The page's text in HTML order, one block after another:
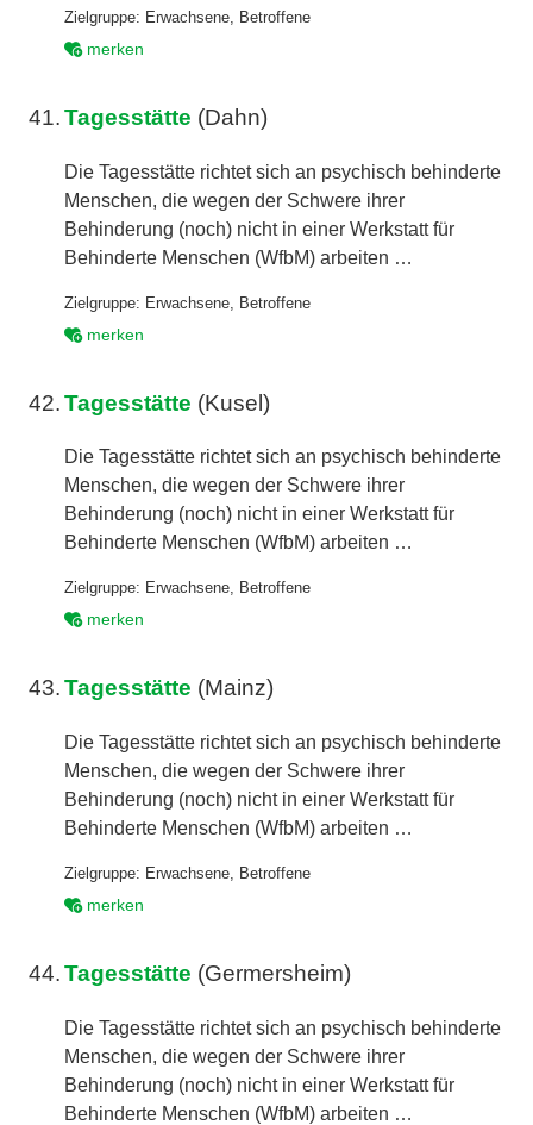
Zielgruppe: Erwachsene, Betroffene
merken
41. Tagesstätte (Dahn)
Die Tagesstätte richtet sich an psychisch behinderte
Menschen, die wegen der Schwere ihrer
Behinderung (noch) nicht in einer Werkstatt für
Behinderte Menschen (WfbM) arbeiten …
Zielgruppe: Erwachsene Betroffene
merken
42. Tagesstätte (Kusel)
Die Tagesstätte richtet sich an psychisch behinderte
Menschen, die wegen der Schwere ihrer
Behinderung (noch) nicht in einer Werkstatt für
Behinderte Menschen (WfbM) arbeiten …
Zielgruppe: Erwachsene, Betroffene
merken
43. Tagesstätte (Mainz)
Die Tagesstätte richtet sich an psychisch behinderte
Menschen, die wegen der Schwere ihrer
Behinderung (noch) nicht in einer Werkstatt für
Behinderte Menschen (WfbM) arbeiten …
Zielgruppe: Erwachsene
Betroffene
merken
44. Tagesstätte (Germersheim)
Die Tagesstätte richtet sich an psychisch behinderte
Menschen, die wegen der Schwere ihrer
Behinderung (noch) nicht in einer Werkstatt für
Behinderte Menschen (WfbM) arbeiten …